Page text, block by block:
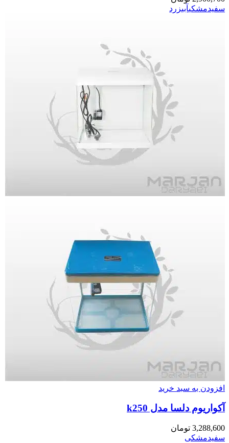
سفیدمشکیآبیزرد
افزودن به سبد خرید
آکواریوم دلسا مدل k250
3,288,600 تومان
سفیدمشکی